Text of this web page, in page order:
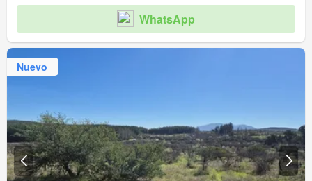
WhatsApp
Nuevo